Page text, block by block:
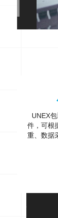
UNEX
件，可根
重、数据
用场景